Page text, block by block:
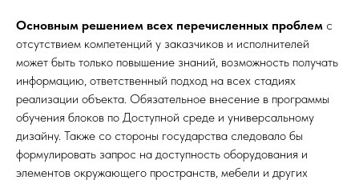
Основным решением всех перечисленных проблем с
отсутствием компетенций у заказчиков и исполнителей
может быть только повышение знаний, возможность получать
информацию, ответственный подход на всех стадиях
реализации объекта. Обязательное внесение в программы
обучения блоков по Доступной среде и универсальному
дизайну. Также со стороны государства следовало бы
формулировать запрос на доступность оборудования и
элементов окружающего пространств, мебели и других